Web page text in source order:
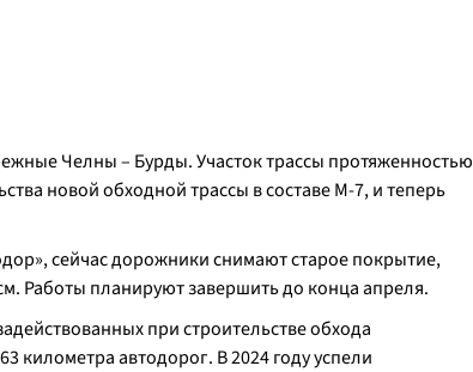
Челны – Бурды. Участок трассы протяженностью
новой обходной трассы в составе М-7, и теперь
сейчас дорожники снимают старое покрытие,
Работы планируют завершить до конца апреля.
при строительстве обхода
автодорог. В 2024 году успели